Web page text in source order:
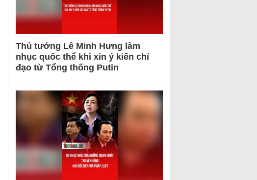
Thủ tướng Lê Minh Hưng làm
nhục quốc thể khi xin ý kiến chỉ
đạo từ Tổng thống Putin